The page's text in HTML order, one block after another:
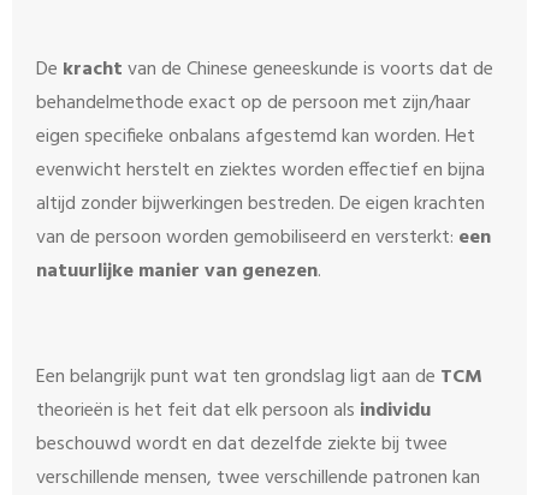
De krachtvan de Chinese geneeskunde is voorts dat de
behandelmethode exact op de persoon met zijn/haar
eigen specifieke onbalans afgestemd kan worden. Het
evenwicht herstelt en ziektes worden effectief en bijna
altijd zonder bijwerkingen bestreden. De eigen krachten
van de persoon worden gemobiliseerd en versterkt: een
natuurlijke manier van genezen.
Een belangrijk punt wat ten grondslag ligt aan de TCM
theorieën is het feit dat elk persoon als individu
beschouwd wordt en dat dezelfde ziekte bij twee
verschillende mensen, twee verschillende patronen kan